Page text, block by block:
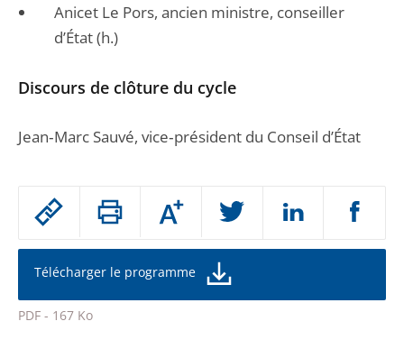
Passer
partage
de
l'article
pour
Augmenter
ou
la
de
police
Télécharger le programme
PDF - 167 Ko
Anicet Le Pors, ancien ministre, conseiller
d’État (h.)
Discours de clôture du cycle
Jean‐Marc Sauvé, vice‐président du Conseil d’État